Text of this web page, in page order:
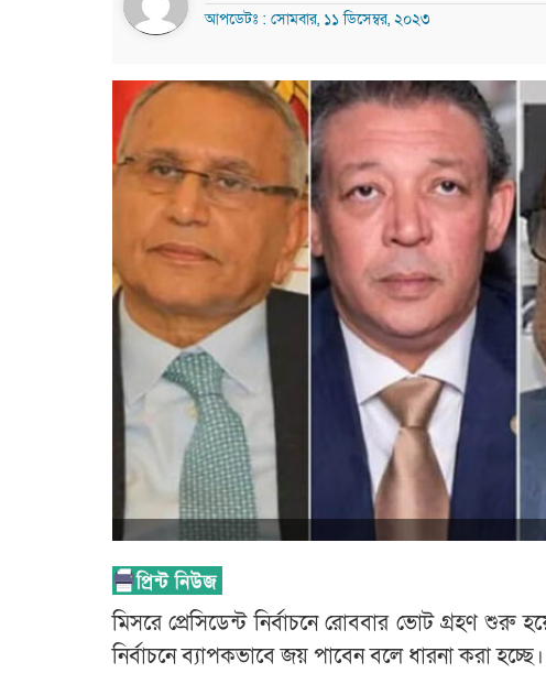
আপডেটঃ : সোমবার, ১১ ডিসেম্বর, ২০২৩
মিসরে প্রেসিডেন্ট নির্বাচনে রোববার ভোট গ্রহণ শুরু
নির্বাচনে ব্যাপকভাবে জয় পাবেন বলে ধারনা করা হচ্ছে।